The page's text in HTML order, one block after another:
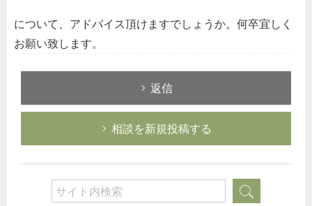
について、アドバイス頂けますでしょうか。何卒宜しく
お願い致します。
返信
相談を新規投稿する